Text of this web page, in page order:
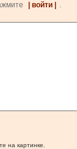
| войти |
.
на картинке.